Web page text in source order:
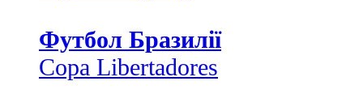
Футбол Бразилії
Copa Libertadores